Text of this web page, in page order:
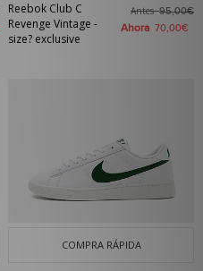
Reebok Club C
Revenge Vintage -
size? exclusive
Antes95,00€
Ahora 70,00€
COMPRA RÁPIDA